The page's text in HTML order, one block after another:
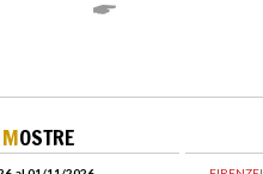
MOSTRE